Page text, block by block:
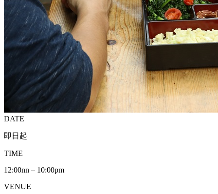
DATE
即日起
TIME
12:00nn – 10:00pm
VENUE